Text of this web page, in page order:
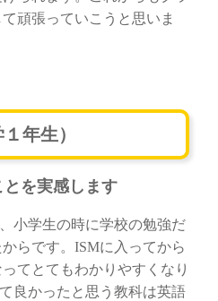
頑張っていこうと思いま
年生）
を実感します
小学生の時に学校の勉強だ
らです。ISMに入ってから
てとてもわかりやすくなり
良かったと思う教科は英語